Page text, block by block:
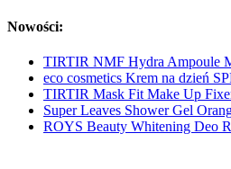
Nowości:
TIRTIR NMF Hydra Ampoule
eco cosmetics Krem na dzień
TIRTIR Mask Fit Make Up
Super Leaves Shower Gel
ROYS Beauty Whitening Deo